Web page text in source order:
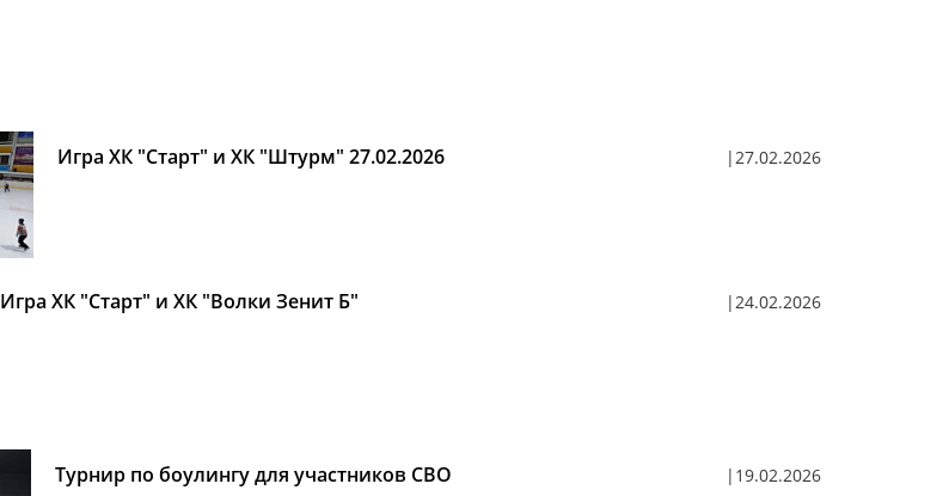
Игра ХК "Старт" и ХК "Штурм" 27.02.2026 27.02.2026
Игра ХК "Старт" и ХК "Волки Зенит Б" 24.02.2026
Турнир по боулингу для участников СВО 19.02.2026